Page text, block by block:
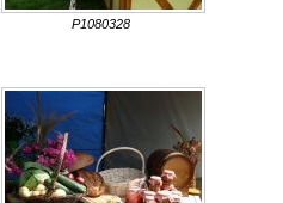
P1080328